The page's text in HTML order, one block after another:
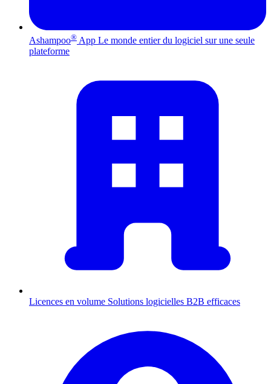
Ashampoo® App Le monde entier du logiciel sur une seule
plateforme
Licences en volume Solutions logicielles B2B efficaces